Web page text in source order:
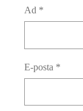
Ad *
E-posta *